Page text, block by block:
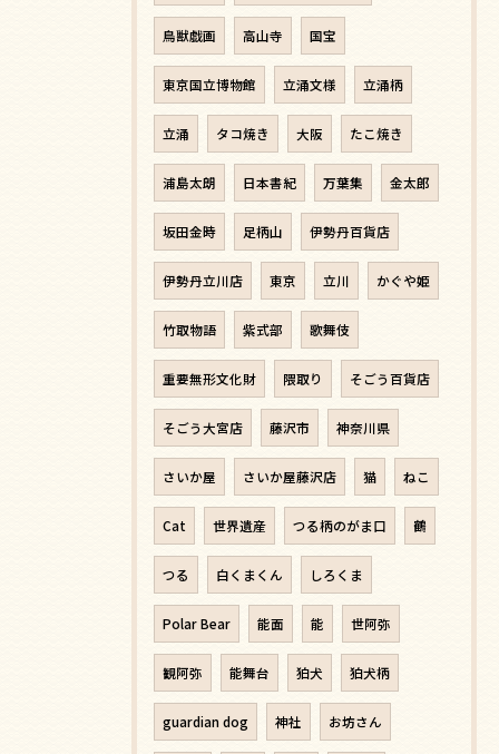
鳥獣戯画 高山寺 国宝
東京国立博物館 立涌文様 立涌柄
立涌 タコ焼き 大阪 たこ焼き
浦島太朗 日本書紀 万葉集 金太郎
坂田金時 足柄山 伊勢丹百貨店
伊勢丹立川店 東京 立川 かぐや姫
竹取物語 紫式部 歌舞伎
重要無形文化財 隈取り そごう百貨店
そごう大宮店 藤沢市 神奈川県
さいか屋 さいか屋藤沢店 猫 ねこ
Cat 世界遺産 つる柄のがま口 鶴
つる 白くまくん しろくま
Polar Bear 能面 能 世阿弥
観阿弥 能舞台 狛犬 狛犬柄
guardian dog 神社 お坊さん